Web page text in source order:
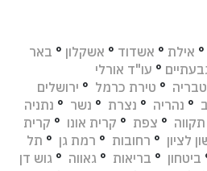
° אילת ° אשדוד ° אשקלון ° באר
° עו"ד אורלי
טבריה ° טירת כרמל ° ירושלים
° נהריה ° נצרת ° נשר ° נתניה
° צפת ° קרית אונו ° קרית
לציון ° רחובות ° רמת גן ° תל
ביטחון ° בריאות ° גאווה ° גוש דן